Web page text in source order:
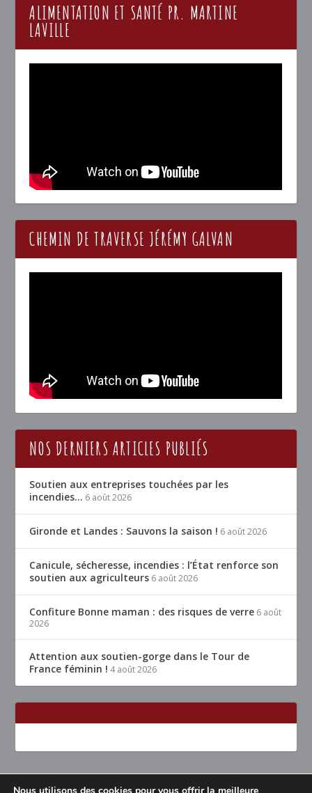
ALIMENTATION ET SANTÉ PR. MARTINE
LAVILLE
CHEMIN DE TRAVERSE JÉRÉMY GALVAN
NOS DERNIERS ARTICLES PUBLIÉS
Soutien aux entreprises touchées par les
incendies… 6 août 2026
Gironde et Landes : Sauvons la saison ! 6 août 2026
Canicule, sécheresse, incendies : l’État renforce son
soutien aux agriculteurs 6 août 2026
Confiture Bonne maman : des risques de verre 6 août
2026
Attention aux soutien-gorge dans le Tour de
France féminin ! 4 août 2026